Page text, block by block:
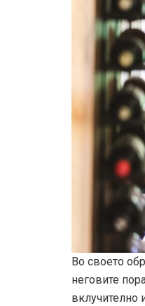
Во своето
неговите
вклучително